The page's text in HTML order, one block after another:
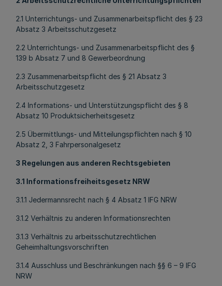
2.1 Unterrichtungs- und Zusammenarbeitspflicht des § 23
Absatz 3 Arbeitsschutzgesetz
2.2 Unterrichtungs- und Zusammenarbeitspflicht des §
139 b Absatz 7 und 8 Gewerbeordnung
2.3 Zusammenarbeitspflicht des § 21 Absatz 3
Arbeitsschutzgesetz
2.4 Informations- und Unterstützungspflicht des § 8
Absatz 10 Produktsicherheitsgesetz
2.5 Übermittlungs- und Mitteilungspflichten nach § 10
Absatz 2, 3 Fahrpersonalgesetz
3 Regelungen aus anderen Rechtsgebieten
3.1 Informationsfreiheitsgesetz NRW
3.1.1 Jedermannsrecht nach § 4 Absatz 1 IFG NRW
3.1.2 Verhältnis zu anderen Informationsrechten
3.1.3 Verhältnis zu arbeitsschutzrechtlichen
Geheimhaltungsvorschriften
3.1.4 Ausschluss und Beschränkungen nach §§ 6 – 9 IFG
NRW